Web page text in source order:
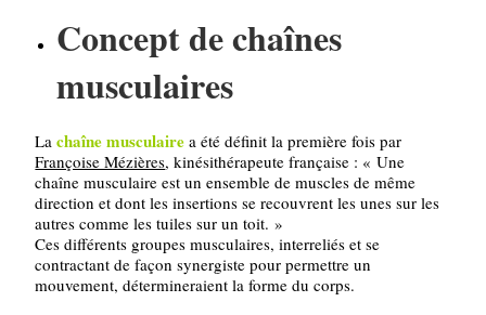
Concept de chaînes
musculaires
Lachaîne musculaire a été définit la première fois par
Françoise Mézières, kinésithérapeute française : « Une
chaîne musculaire est un ensemble de muscles de même
direction et dont les insertions se recouvrent les unes sur les
autres comme les tuiles sur un toit. »
Ces différents groupes musculaires, interreliés et se
contractant de façon synergiste pour permettre un
mouvement, détermineraient la forme du corps.